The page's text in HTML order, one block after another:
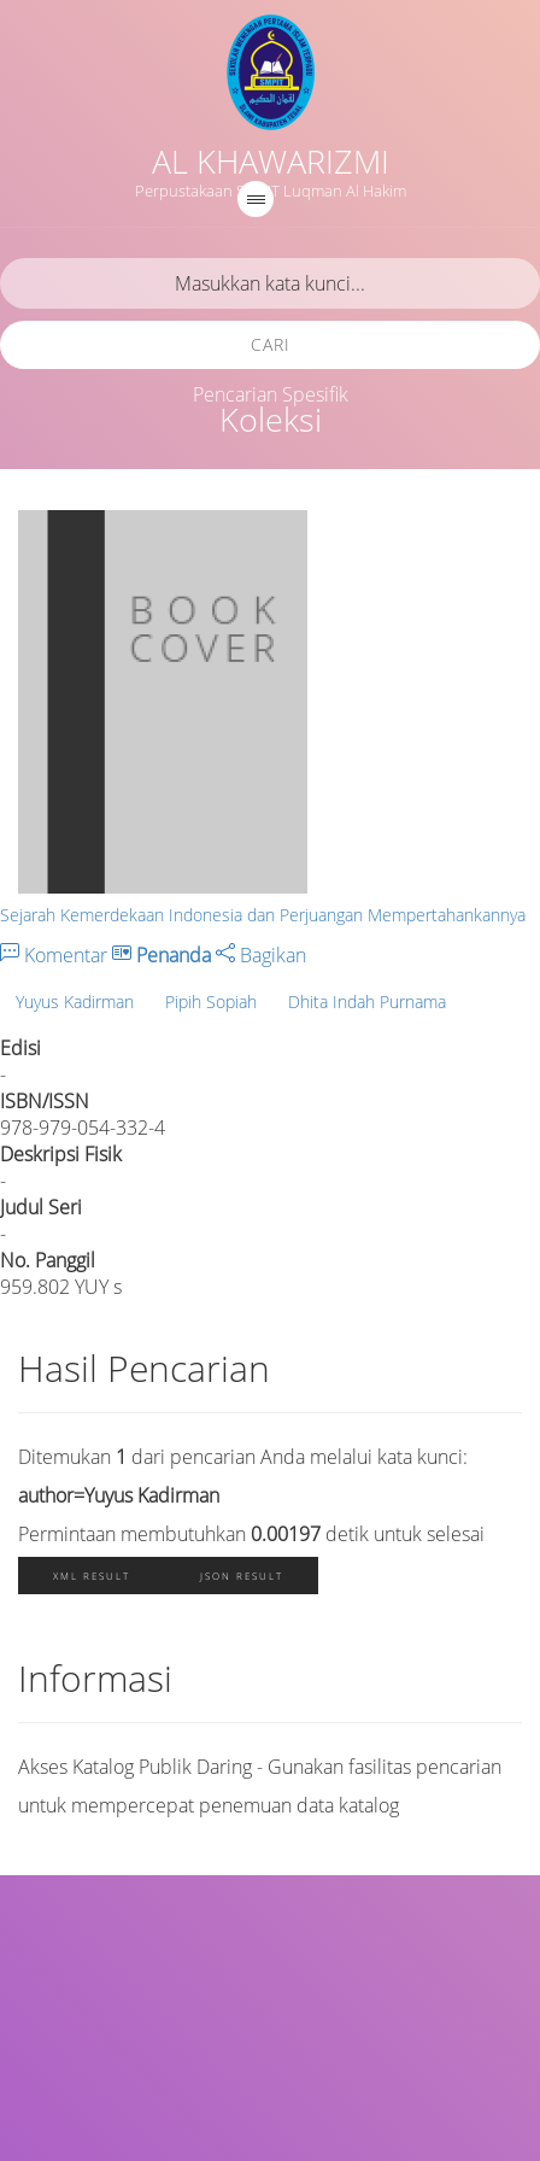
AL KHAWARIZMI
Perpustakaan SMPIT Luqman Al Hakim
Koleksi
CARI
Pencarian Spesifik
Sejarah Kemerdekaan Indonesia dan Perjuangan Mempertahankannya
Komentar Penanda Bagikan
Yuyus Kadirman Pipih Sopiah Dhita Indah Purnama
Edisi
-
ISBN/ISSN
978-979-054-332-4
Deskripsi Fisik
-
Judul Seri
-
No. Panggil
959.802 YUY s
Hasil Pencarian
Ditemukan 1 dari pencarian Anda melalui kata kunci:
author=Yuyus Kadirman
Permintaan membutuhkan 0.00197 detik untuk selesai
XML RESULT JSON RESULT
Informasi
Akses Katalog Publik Daring - Gunakan fasilitas pencarian
untuk mempercepat penemuan data katalog